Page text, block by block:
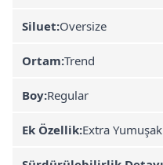
Siluet:Oversize
Ortam:Trend
Boy:Regular
Ek Özellik:Extra Yumuşak